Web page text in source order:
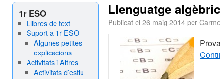
1r ESO
Llibres de text
Suport a 1r ESO
Algunes petites
explicacions
Activitats i Altres
Activitats d’estiu
Llenguatge
Publicat el 26 maig 2014per